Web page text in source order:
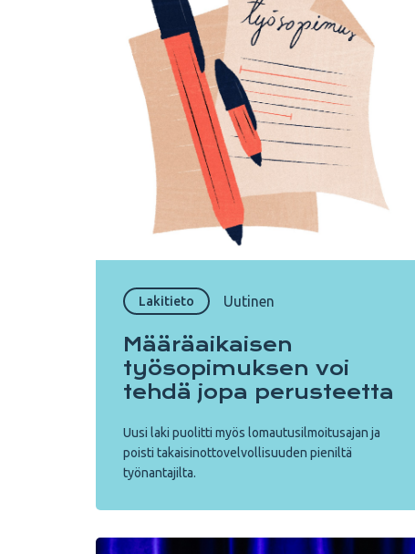
Lakitieto Uutinen
Määräaikaisen
työsopimuksen voi
tehdä jopa perusteetta
Uusi laki puolitti myös lomautusilmoitusajan ja
poisti takaisinottovelvollisuuden pieniltä
työnantajilta.